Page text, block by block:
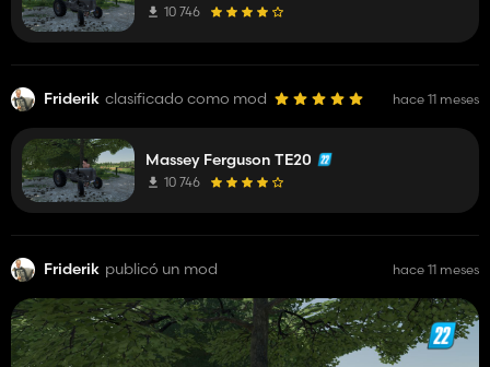
10 746
Friderik clasificado como mod hace 11 meses
Massey Ferguson TE20
10 746
Friderik publicó un mod hace 11 meses